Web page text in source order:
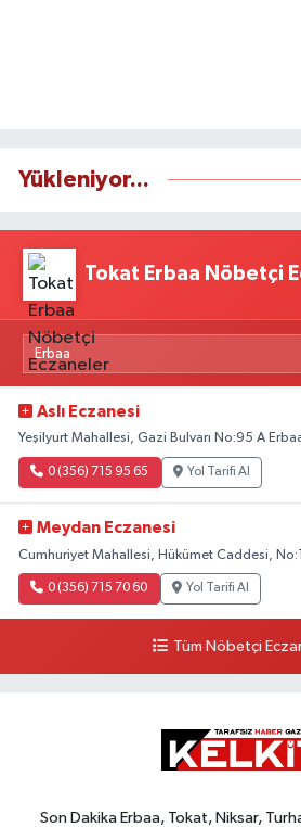
Yükleniyor...
Tokat Erbaa Nöbetçi
Aslı Eczanesi
Yeşilyurt Mahallesi, Gazi Bulvarı No:95 A
0 (356) 715 95 65 Yol Tarifi Al
Meydan Eczanesi
Cumhuriyet Mahallesi, Hükümet Caddesi,
0 (356) 715 70 60 Yol Tarifi Al
Tüm Nöbetçi
Son Dakika Erbaa, Tokat, Niksar,